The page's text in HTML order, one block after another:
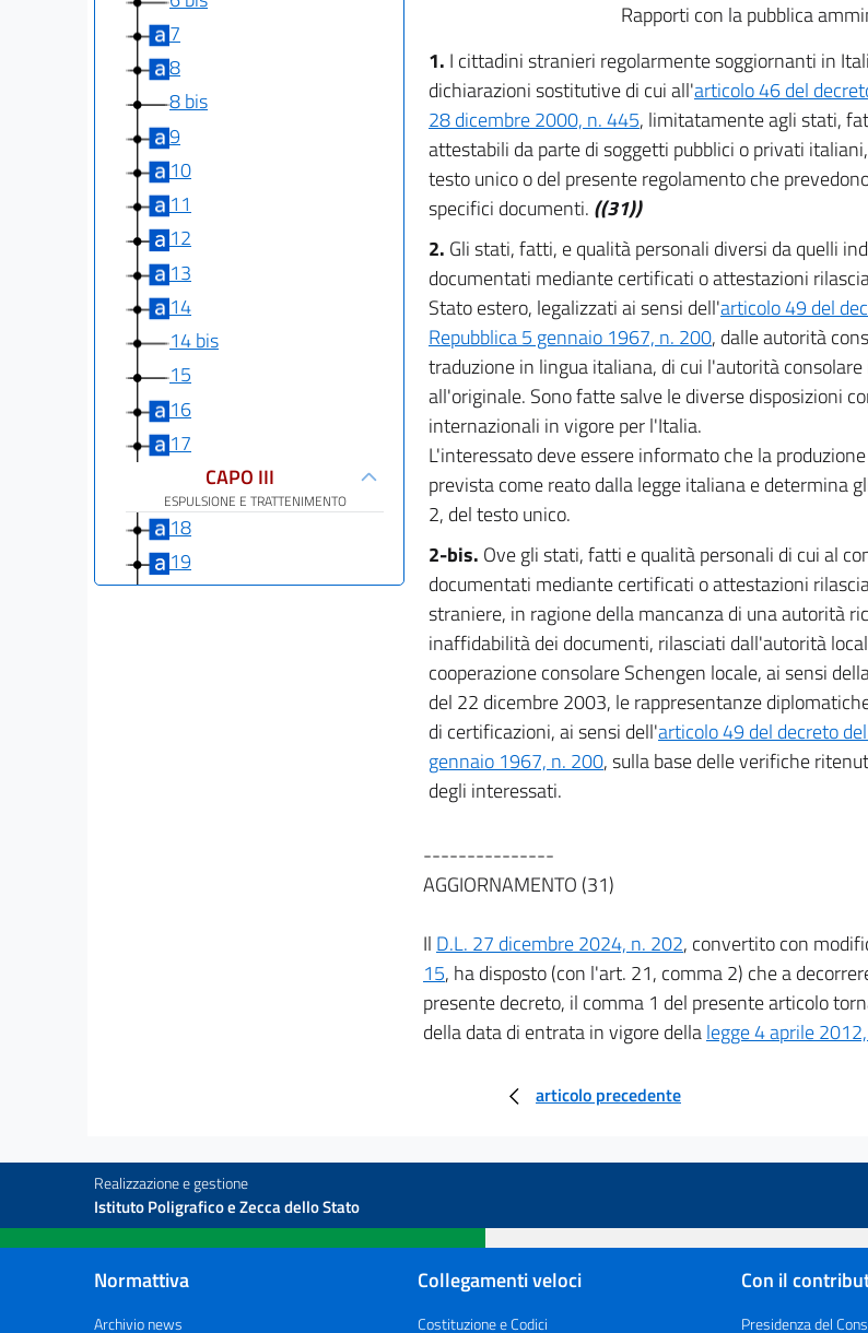
7
8
8 bis
9
10
11
12
13
14
14 bis
15
16
17
CAPO III
ESPULSIONE E TRATTENIMENTO
18
19
19 bis
30 quater
30 quinquies
30 sexies
31
Rapporti con la pubblica
1. I cittadini stranieri regolarmente soggiornanti in
dichiarazioni sostitutive di cui all'articolo 46 del
28 dicembre 2000, n. 445, limitatamente agli stati,
attestabili da parte di soggetti pubblici o privati
testo unico o del presente regolamento che
specifici documenti. ((31))
2. Gli stati, fatti, e qualità personali diversi da quelli
documentati mediante certificati o attestazioni
Stato estero, legalizzati ai sensi dell'articolo 49 del
Repubblica 5 gennaio 1967, n. 200, dalle autorità
traduzione in lingua italiana, di cui l'autorità
all'originale. Sono fatte salve le diverse disposizioni
internazionali in vigore per l'Italia.
L'interessato deve essere informato che la
prevista come reato dalla legge italiana e determina
2, del testo unico.
2-bis. Ove gli stati, fatti e qualità personali di cui al
documentati mediante certificati o attestazioni
straniere, in ragione della mancanza di una autorità
inaffidabilità dei documenti, rilasciati dall'autorità
cooperazione consolare Schengen locale, ai sensi
del 22 dicembre 2003, le rappresentanze
di certificazioni, ai sensi dell'articolo 49 del decreto
gennaio 1967, n. 200, sulla base delle verifiche
degli interessati.
---------------
AGGIORNAMENTO (31)
Il D.L. 27 dicembre 2024, n. 202, convertito con
15, ha disposto (con l'art. 21, comma 2) che a
presente decreto, il comma 1 del presente articolo
della data di entrata in vigore dellalegge 4 aprile
articolo precedente
Realizzazione e gestione
Istituto Poligrafico e Zecca dello Stato
Normattiva
Archivio news
Collegamenti veloci
Costituzione e Codici
Con il
Presidenza del